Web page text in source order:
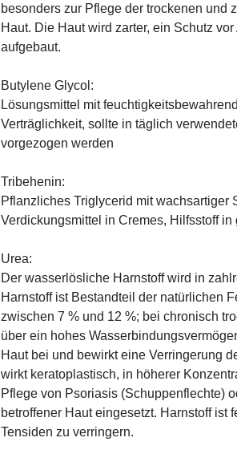
besonders zur Pflege der trockenen und
Haut. Die Haut wird zarter, ein Schutz
aufgebaut.
Butylene Glycol:
Lösungsmittel mit
Verträglichkeit, sollte in täglich
vorgezogen werden
Tribehenin:
Pflanzliches Triglycerid mit wachsartiger
Verdickungsmittel in Cremes, Hilfsstoff in
Urea:
Der wasserlösliche Harnstoff wird in
Harnstoff ist Bestandteil der natürlichen
zwischen 7 % und 12 %; bei chronisch
über ein hohes
Haut bei und bewirkt eine Verringerung
wirkt keratoplastisch, in höherer
Pflege von Psoriasis (Schuppenflechte)
betroffener Haut eingesetzt. Harnstoff ist
Tensiden zu verringern.